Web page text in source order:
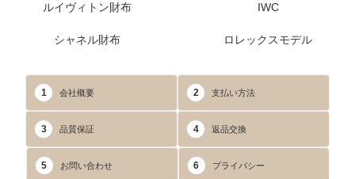
ルイヴィトン財布
シャネル財布
IWC
ロレックスモデル
1 会社概要 2 支払い方法
3 品質保証 4 返品交換
5 お問い合わせ 6 プライバシー